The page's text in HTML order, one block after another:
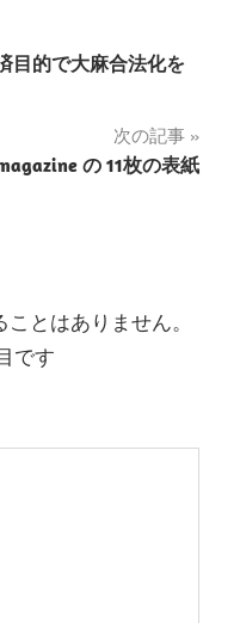
目的で大麻合法化を
次の記事
の 11枚の表紙
とはありません。
です